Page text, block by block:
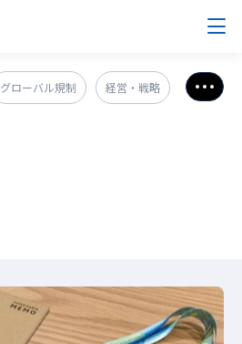
グローバル規制 経営・戦略
さら